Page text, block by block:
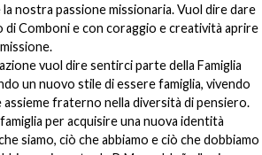
nostra passione missionaria. Vuol dire dare
Comboni e con coraggio e creatività aprire
vuol dire sentirci parte della Famiglia
un nuovo stile di essere famiglia, vivendo
assieme fraterno nella diversità di pensiero.
per acquisire una nuova identità
siamo, ciò che abbiamo e ciò che dobbiamo